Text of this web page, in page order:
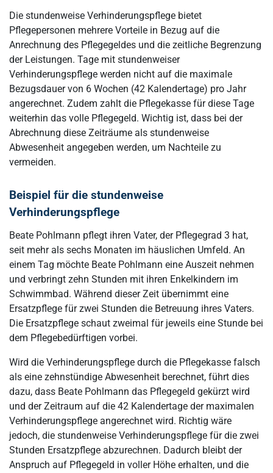
Die stundenweise Verhinderungspflege bietet
Pflegepersonen mehrere Vorteile in Bezug auf die
Anrechnung des Pflegegeldes und die zeitliche Begrenzung
der Leistungen. Tage mit stundenweiser
Verhinderungspflege werden nicht auf die maximale
Bezugsdauer von 6 Wochen (42 Kalendertage) pro Jahr
angerechnet. Zudem zahlt die Pflegekasse für diese Tage
weiterhin das volle Pflegegeld. Wichtig ist, dass bei der
Abrechnung diese Zeiträume als stundenweise
Abwesenheit angegeben werden, um Nachteile zu
vermeiden.
Beispiel für die stundenweise
Verhinderungspflege
Beate Pohlmann pflegt ihren Vater, der Pflegegrad 3 hat,
seit mehr als sechs Monaten im häuslichen Umfeld. An
einem Tag möchte Beate Pohlmann eine Auszeit nehmen
und verbringt zehn Stunden mit ihren Enkelkindern im
Schwimmbad. Während dieser Zeit übernimmt eine
Ersatzpflege für zwei Stunden die Betreuung ihres Vaters.
Die Ersatzpflege schaut zweimal für jeweils eine Stunde bei
dem Pflegebedürftigen vorbei.
Wird die Verhinderungspflege durch die Pflegekasse falsch
als eine zehnstündige Abwesenheit berechnet, führt dies
dazu, dass Beate Pohlmann das Pflegegeld gekürzt wird
und der Zeitraum auf die 42 Kalendertage der maximalen
Verhinderungspflege angerechnet wird. Richtig wäre
jedoch, die stundenweise Verhinderungspflege für die zwei
Stunden Ersatzpflege abzurechnen. Dadurch bleibt der
Anspruch auf Pflegegeld in voller Höhe erhalten, und die